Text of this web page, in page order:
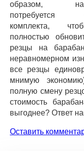
образом,
потребуется
комплекта,
полностью
резцы на
неравномерном
все резцы
мнимую
полную смену
стоимость
выгоднее? Ответ
Оставить